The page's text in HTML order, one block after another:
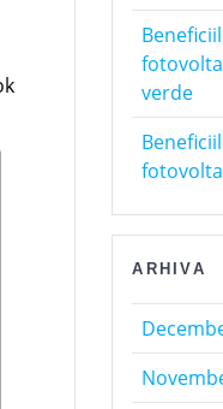
verde
ARHIVA